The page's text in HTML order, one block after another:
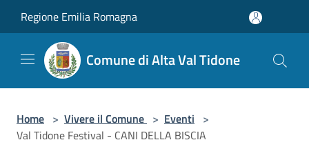
Regione Emilia Romagna
Comune di Alta Val Tidone
Home > Vivere il Comune > Eventi >
Val Tidone Festival - CANI DELLA BISCIA